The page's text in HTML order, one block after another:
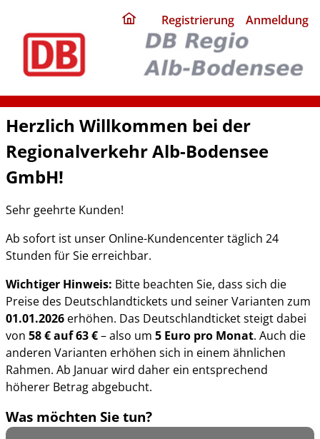
home
page
Registrierung Anmeldung
Herzlich Willkommen bei der
Regionalverkehr Alb-Bodensee
GmbH!
Sehr geehrte Kunden!
Ab sofort ist unser Online-Kundencenter täglich 24
Stunden für Sie erreichbar.
Wichtiger Hinweis: Bitte beachten Sie, dass sich die
Preise des Deutschlandtickets und seiner Varianten zum
01.01.2026 erhöhen. Das Deutschlandticket steigt dabei
von 58 € auf 63 €– also um 5 Euro pro Monat. Auch die
anderen Varianten erhöhen sich in einem ähnlichen
Rahmen. Ab Januar wird daher ein entsprechend
höherer Betrag abgebucht.
Was möchten Sie tun?